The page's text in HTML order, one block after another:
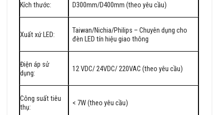
Kích thước: D300mm/D400mm (theo yêu cầu)
Xuất xứ LED:
Taiwan/Nichia/Philips – Chuyên dụng cho
đèn LED tín hiệu giao thông
Điện áp sử
dụng:
12 VDC/ 24VDC/ 220VAC (theo yêu cầu)
Công suất tiêu
thụ:
< 7W(theo yêu cầu)